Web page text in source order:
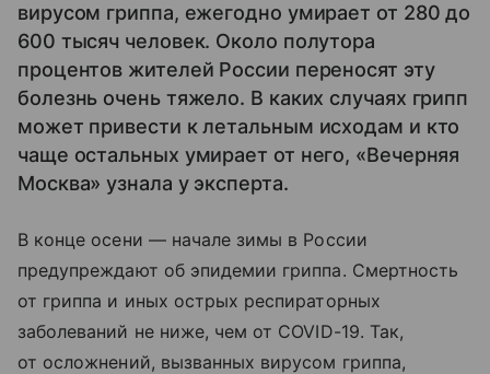
вирусом гриппа, ежегодно умирает от 280 до
600 тысяч человек. Около полутора
процентов жителей России переносят эту
болезнь очень тяжело. В каких случаях грипп
может привести к летальным исходам и кто
чаще остальных умирает от него, «Вечерняя
Москва» узнала у эксперта.
В конце осени — начале зимы в России
предупреждают об эпидемии гриппа. Смертность
от гриппа и иных острых респираторных
заболеваний не ниже, чем от COVID-19. Так,
от осложнений, вызванных вирусом гриппа,